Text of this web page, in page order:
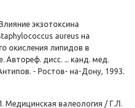
экзотоксина
aureus на
окисления липидов в
Автореф. дисс. ... канд. мед.
- Ростов- на-Дону, 1993.
валеология / Г.Л.